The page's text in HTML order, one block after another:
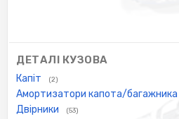
ДЕТАЛІ КУЗОВА
Капіт (2)
Амортизатори капота/багажника
Двірники (53)